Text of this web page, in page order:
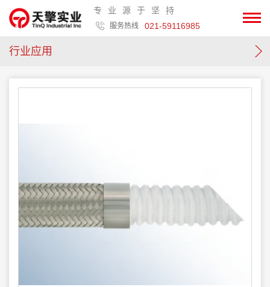
专业源于坚持
服务热线 021-59116985
行业应用